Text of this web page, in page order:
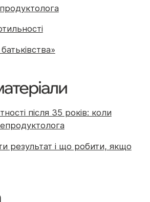
після 35 років: коли
результат і що робити, якщо